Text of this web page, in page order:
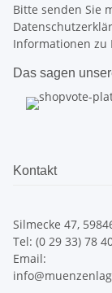
Bitte senden Sie
Informationen zu
Das sagen
Kontakt
Silmecke 47,
Tel: (0 29 33) 78
Email: